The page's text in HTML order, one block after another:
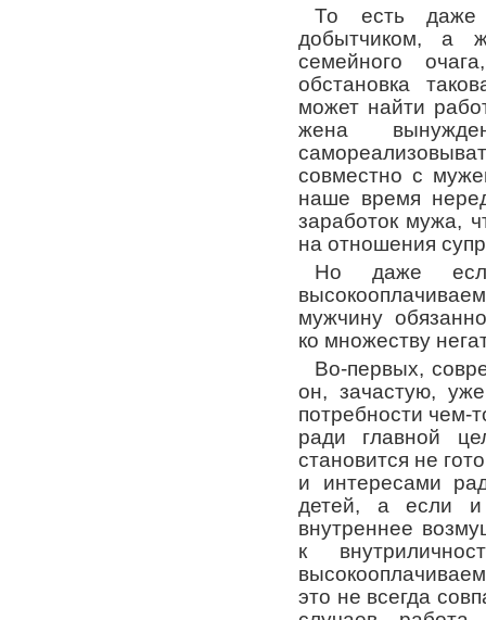
То есть даже
добытчиком, а
семейного
обстановка
может найти
жена
совместно с
наше время
заработок мужа,
на отношения
Но даже
мужчину
ко множеству
Во-первых,
он, зачастую,
потребности чем-
ради главной
становится не
и интересами
детей, а если и
внутреннее
к
это не всегда